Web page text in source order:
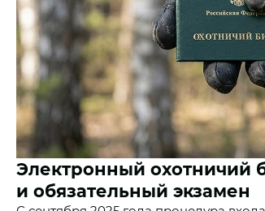
Электронный охотничий
и обязательный экзамен